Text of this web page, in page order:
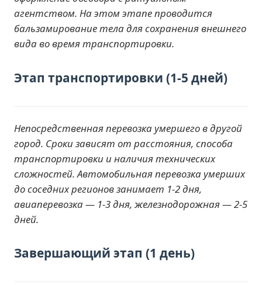
агентством. На этом этапе проводится
бальзамирование тела для сохранения внешнего
вида во время транспортировки.
Этап транспортировки (1-5 дней)
Непосредственная перевозка умершего в другой
город. Сроки зависят от расстояния, способа
транспортировки и наличия технических
сложностей. Автомобильная перевозка умерших
до соседних регионов занимает 1-2 дня,
авиаперевозка — 1-3 дня, железнодорожная — 2-5
дней.
Завершающий этап (1 день)